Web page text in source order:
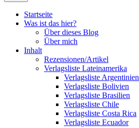
Startseite
Was ist das hier?
Über dieses Blog
Über mich
Inhalt
Rezensionen/Artikel
Verlagsliste Lateinamerika
Verlagsliste Argentinien
Verlagsliste Bolivien
Verlagsliste Brasilien
Verlagsliste Chile
Verlagsliste Costa Rica
Verlagsliste Ecuador